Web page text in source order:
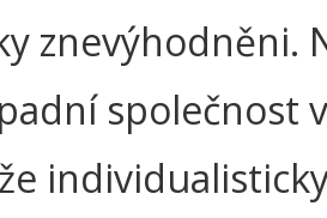
znevýhodněni.
společnost